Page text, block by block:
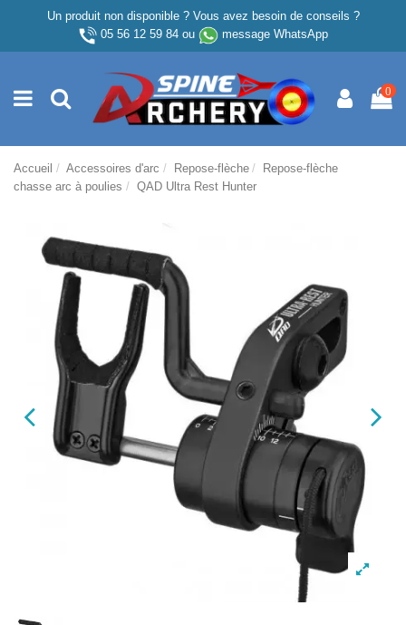
Un produit non disponible ? Vous avez besoin de conseils ?
05 56 12 59 84ou message WhatsApp
0
Accueil Accessoires d'arc Repose-flèche
Repose-flèche
chasse arc à poulies
QAD Ultra Rest Hunter